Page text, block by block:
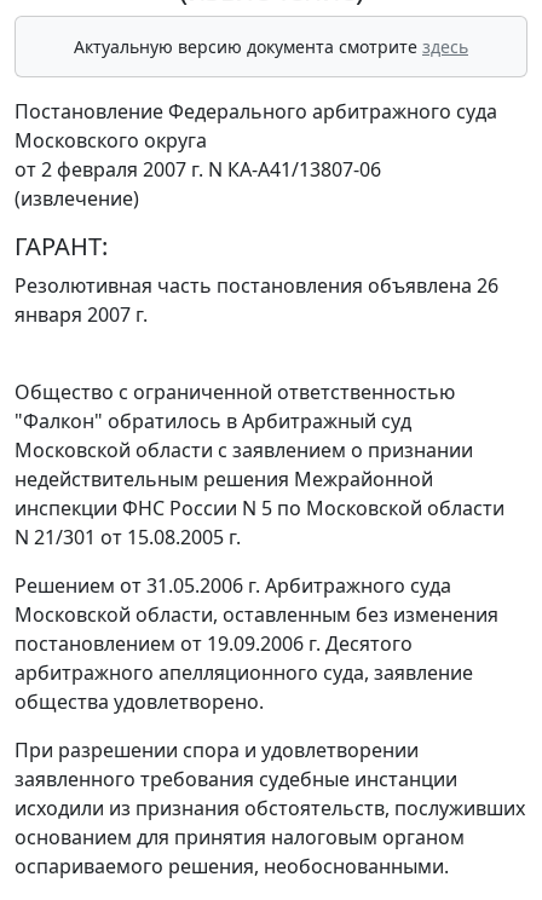
Актуальную версию документа смотрите здесь
Постановление Федерального арбитражного суда
Московского округа
от 2 февраля 2007 г. N КА-А41/13807-06
(извлечение)
ГАРАНТ:
Резолютивная часть постановления объявлена 26
января 2007 г.
Общество с ограниченной ответственностью
"Фалкон" обратилось в Арбитражный суд
Московской области с заявлением о признании
недействительным решения Межрайонной
инспекции ФНС России N 5 по Московской области
N 21/301 от 15.08.2005 г.
Решением от 31.05.2006 г. Арбитражного суда
Московской области, оставленным без изменения
постановлением от 19.09.2006 г. Десятого
арбитражного апелляционного суда, заявление
общества удовлетворено.
При разрешении спора и удовлетворении
заявленного требования судебные инстанции
исходили из признания обстоятельств, послуживших
основанием для принятия налоговым органом
оспариваемого решения, необоснованными.